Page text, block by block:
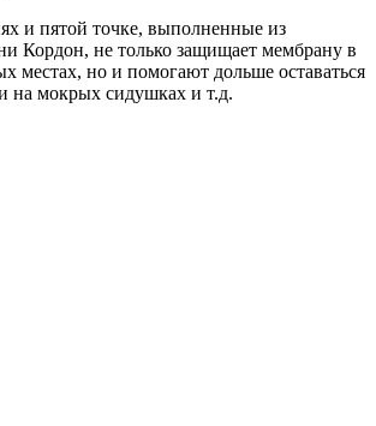
и пятой точке, выполненные из
Кордон, не только защищает мембрану в
местах, но и помогают дольше оставаться
на мокрых сидушках и т.д.